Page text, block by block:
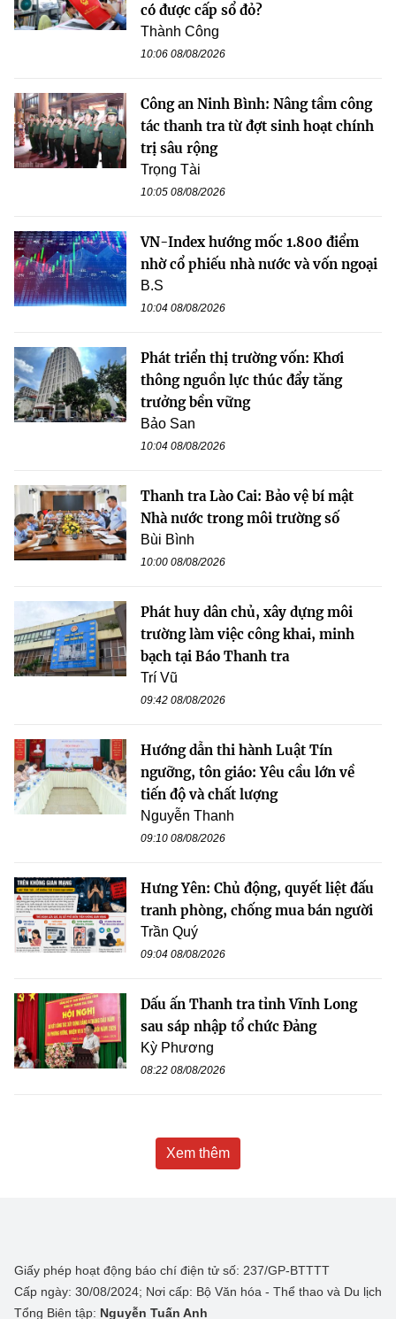
có được cấp sổ đỏ?
Thành Công
10:06 08/08/2026
Công an Ninh Bình: Nâng tầm công
tác thanh tra từ đợt sinh hoạt chính
trị sâu rộng
Trọng Tài
10:05 08/08/2026
VN-Index hướng mốc 1.800 điểm
nhờ cổ phiếu nhà nước và vốn ngoại
B.S
10:04 08/08/2026
Phát triển thị trường vốn: Khơi
thông nguồn lực thúc đẩy tăng
trưởng bền vững
Bảo San
10:04 08/08/2026
Thanh tra Lào Cai: Bảo vệ bí mật
Nhà nước trong môi trường số
Bùi Bình
10:00 08/08/2026
Phát huy dân chủ, xây dựng môi
trường làm việc công khai, minh
bạch tại Báo Thanh tra
Trí Vũ
09:42 08/08/2026
Hướng dẫn thi hành Luật Tín
ngưỡng, tôn giáo: Yêu cầu lớn về
tiến độ và chất lượng
Nguyễn Thanh
09:10 08/08/2026
Hưng Yên: Chủ động, quyết liệt đấu
tranh phòng, chống mua bán người
Trần Quý
09:04 08/08/2026
Dấu ấn Thanh tra tỉnh Vĩnh Long
sau sáp nhập tổ chức Đảng
Kỳ Phương
08:22 08/08/2026
Xem thêm
Giấy phép hoạt động báo chí điện tử số: 237/GP-BTTTT
Cấp ngày: 30/08/2024; Nơi cấp: Bộ Văn hóa - Thể thao và Du lịch
Tổng Biên tập: Nguyễn Tuấn Anh